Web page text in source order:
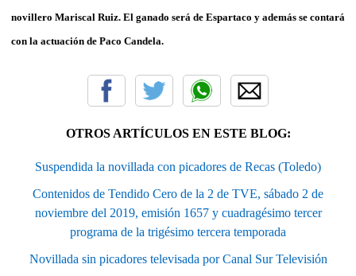
novillero Mariscal Ruiz. El ganado será de Espartaco y además se contará
con la actuación de Paco Candela.
OTROS ARTÍCULOS EN ESTE BLOG:
Suspendida la novillada con picadores de Recas (Toledo)
Contenidos de Tendido Cero de la 2 de TVE, sábado 2 de
noviembre del 2019, emisión 1657 y cuadragésimo tercer
programa de la trigésimo tercera temporada
Novillada sin picadores televisada por Canal Sur Televisión